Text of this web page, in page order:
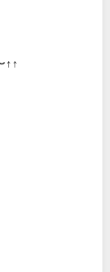
↑↑